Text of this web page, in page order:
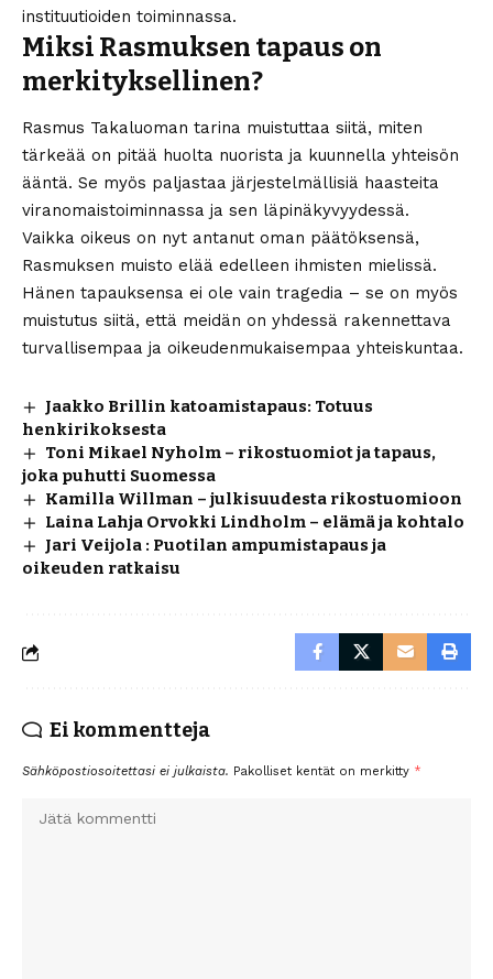
instituutioiden toiminnassa.
Miksi Rasmuksen tapaus on
merkityksellinen?
Rasmus Takaluoman tarina muistuttaa siitä, miten
tärkeää on pitää huolta nuorista ja kuunnella yhteisön
ääntä. Se myös paljastaa järjestelmällisiä haasteita
viranomaistoiminnassa ja sen läpinäkyvyydessä.
Vaikka oikeus on nyt antanut oman päätöksensä,
Rasmuksen muisto elää edelleen ihmisten mielissä.
Hänen tapauksensa ei ole vain tragedia – se on myös
muistutus siitä, että meidän on yhdessä rakennettava
turvallisempaa ja oikeudenmukaisempaa yhteiskuntaa.
Jaakko Brillin katoamistapaus: Totuus
henkirikoksesta
Toni Mikael Nyholm – rikostuomiot ja tapaus,
joka puhutti Suomessa
Kamilla Willman – julkisuudesta rikostuomioon
Laina Lahja Orvokki Lindholm – elämä ja kohtalo
Jari Veijola : Puotilan ampumistapaus ja
oikeuden ratkaisu
Ei kommentteja
Sähköpostiosoitettasi ei julkaista. Pakolliset kentät on merkitty *